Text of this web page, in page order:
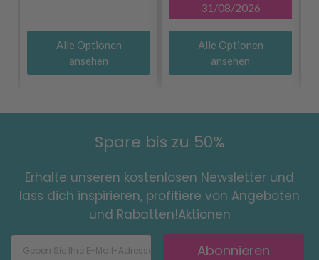
Alle Optionen
ansehen
31/08/2026
Alle Optionen
ansehen
Spare bis zu 50%
Erhalte unseren kostenlosen Newsletter und
lass dich inspirieren, profitiere von Angeboten
und Rabatten!Aktionen
Abonnieren